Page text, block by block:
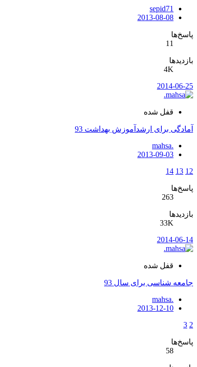
sepid71
2013-08-08
پاسخ‌ها
11
بازدیدها
4K
2014-06-25
قفل شده
آمادگی برای ارشدآموزش بهداشت 93
mahsa.
2013-09-03
12
13
14
پاسخ‌ها
263
بازدیدها
33K
2014-06-14
قفل شده
جامعه شناسی برای سال 93
mahsa.
2013-12-10
2
3
پاسخ‌ها
58